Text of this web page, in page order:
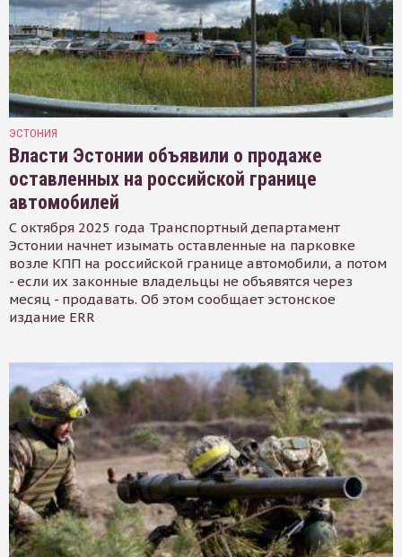
ЭСТОНИЯ
Власти Эстонии объявили о продаже
оставленных на российской границе
автомобилей
С октября 2025 года Транспортный департамент
Эстонии начнет изымать оставленные на парковке
возле КПП на российской границе автомобили, а потом
- если их законные владельцы не объявятся через
месяц - продавать. Об этом сообщает эстонское
издание ERR